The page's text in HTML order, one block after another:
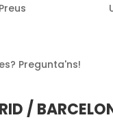
Pregunta'ns!
/